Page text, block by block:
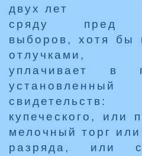
двух лет
сряду пред
выборов, хотя бы
отлучками,
уплачивает в
свидетельств:
купеческого, или
мелочный торг или
разряда, или